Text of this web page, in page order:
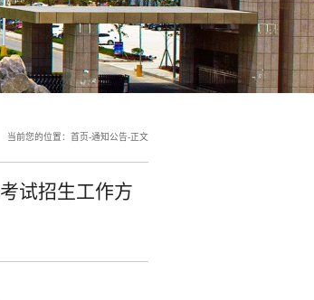
当前您的位置：首页-通知公告-正文
试招生工作方